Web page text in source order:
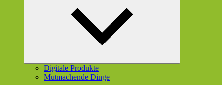
Digitale Produkte
Mutmachende Dinge